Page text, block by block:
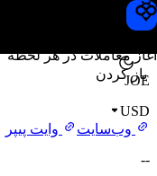
آغاز معاملات در هر لحظه
باز کردن
قیمت JOE
JOE
USD
وب‌سایت
وایت پیپر
--